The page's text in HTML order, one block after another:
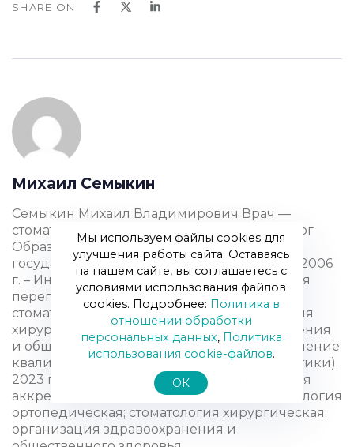
SHARE ON
Михаил Семыкин
Семыкин Михаил Владимирович Врач —
стоматолог – ортопед – хирург – имплантолог
Образование: 2005 г. – Тверская
государственная медицинская академия. 2006
г. – Интернатура. 2018 г. – Профессиональная
переподготовка по специальностям:
стоматология ортопедическая; стоматология
хирургическая; организация здравоохранения
и общественного здоровья. 2020 г. – Повышение
квалификации (Стоматология общей практики).
2023 г. – Периодическая профессиональная
аккредитация по специальностям: стоматология
ортопедическая; стоматология хирургическая;
организация здравоохранения и
Мы используем файлы cookies для
улучшения работы сайта. Оставаясь
на нашем сайте, вы соглашаетесь с
условиями использования файлов
cookies. Подробнее: Политика в
отношении обработки
персональных данных, Политика
использования сookie-файлов.
ОК